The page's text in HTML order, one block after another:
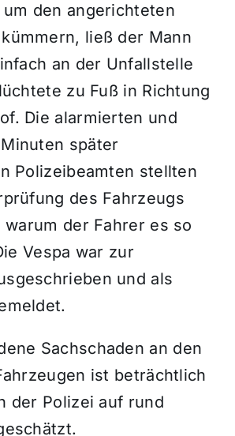
den angerichteten
ließ der Mann
an der Unfallstelle
zu Fuß in Richtung
Die alarmierten und
später
Polizeibeamten stellten
des Fahrzeugs
der Fahrer es so
Vespa war zur
und als
Sachschaden an den
ist beträchtlich
der Polizei auf rund